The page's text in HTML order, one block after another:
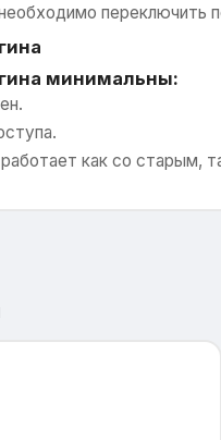
переключить
минимальны:
как со старым,